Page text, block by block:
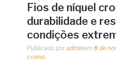
Fios de níquel
durabilidade e
condições
Publicado por adminem 8 de
cromo